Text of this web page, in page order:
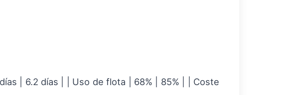
| 6.2 días | | Uso de flota | 68% | 85% | | Coste